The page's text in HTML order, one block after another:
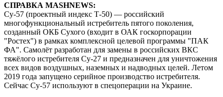
СПРАВКА MASHNEWS:
Су-57 (проектный индекс Т-50) — российский
многофункциональный истребитель пятого поколения,
созданный ОКБ Сухого (входит в ОАК госкорпорации
"Ростех") в рамках комплексной целевой программы "ПАК
ФА". Самолёт разработан для замены в российских ВКС
тяжёлого истребителя Су-27 и предназначен для уничтожения
всех видов воздушных, наземных и надводных целей. Летом
2019 года запущено серийное производство истребителя.
Сейчас Су-57 используют в спецоперации на Украине.